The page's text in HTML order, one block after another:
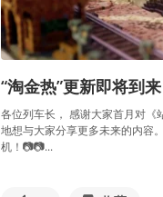
“淘金热”更新即将到
各位列车长， 感谢大家首月对《
地想与大家分享更多未来的内
机！📷📷...